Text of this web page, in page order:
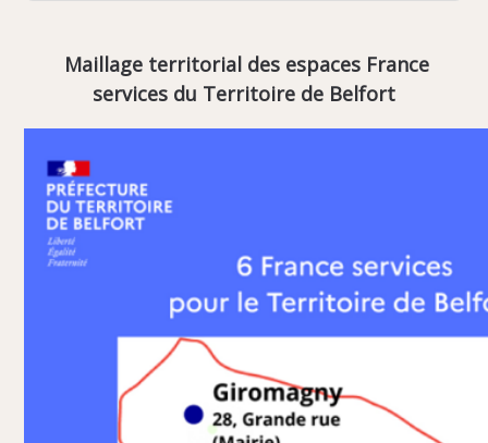
Maillage territorial des espaces France
services du Territoire de Belfort